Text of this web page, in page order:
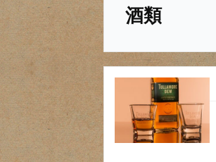
酒類